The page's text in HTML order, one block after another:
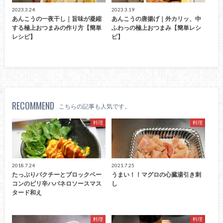
2023.3.24
あんこうの一夜干し｜旨味が凝縮
する極上おつまみの作り方【簡単
レシピ】
2023.3.19
あんこうの唐揚げ｜外カリッ、中
ふわっの極上おつまみ【簡単レシ
ピ】
RECOMMEND こちらの記事も人気です。
料理
2018.7.24
たっぷりパクチーとブロックベー
コンのピリ辛ハバネロソースマス
タード和え
料理
2021.7.25
うまい！！マグロの心臓湯引き刺
し
料理 料理